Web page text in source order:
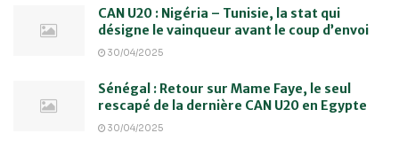
CAN U20 : Nigéria – Tunisie, la stat qui
désigne le vainqueur avant le coup d’envoi
30/04/2025
Sénégal : Retour sur Mame Faye, le seul
rescapé de la dernière CAN U20 en Egypte
30/04/2025